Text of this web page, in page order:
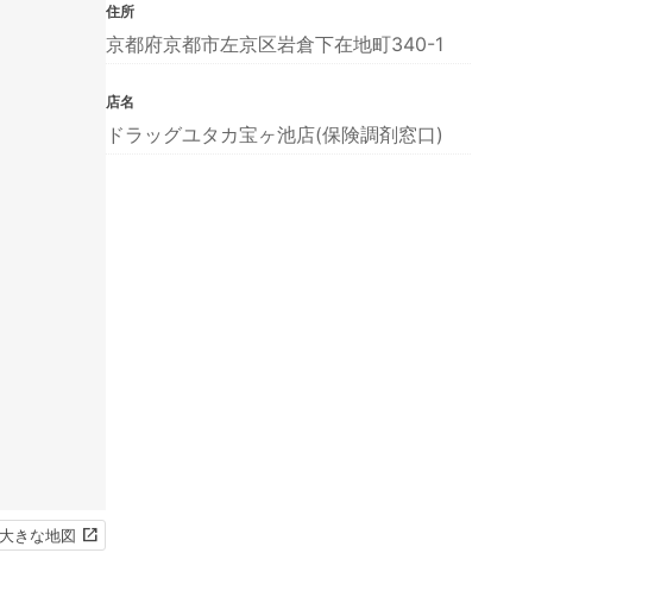
大きな地図
住所
京都府京都市左京区岩倉下在地町340-1
店名
ドラッグユタカ宝ヶ池店(保険調剤窓口)